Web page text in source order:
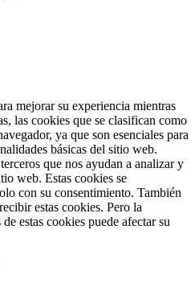
mejorar su experiencia mientras
las cookies que se clasifican como
ya que son esenciales para
básicas del sitio web.
que nos ayudan a analizar y
web. Estas cookies se
con su consentimiento. También
estas cookies. Pero la
estas cookies puede afectar su